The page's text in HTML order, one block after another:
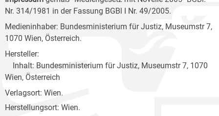
Nr. 314/1981 in der Fassung BGBl I Nr. 49/2005.
Medieninhaber: Bundesministerium für Justiz, Museumstr 7,
1070 Wien, Österreich.
Hersteller:
Inhalt: Bundesministerium für Justiz, Museumstr 7, 1070
Wien, Österreich
Verlagsort: Wien.
Herstellungsort: Wien.